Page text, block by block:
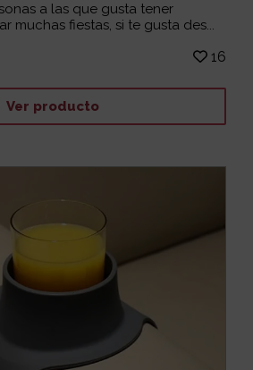
a las que gusta tener
muchas fiestas, si te gusta des...
16
Ver producto